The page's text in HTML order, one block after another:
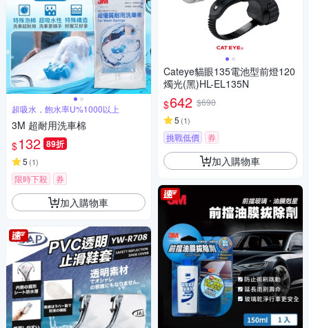
超吸水，飽水率U%1000以上
3M 超耐用洗車棉
$132 89折
5 (1)
限時下殺 券
加入購物車
Cateye貓眼135電池型前燈120
燭光(黑)HL-EL135N
$642 $690
5 (1)
挑戰低價 券
加入購物車